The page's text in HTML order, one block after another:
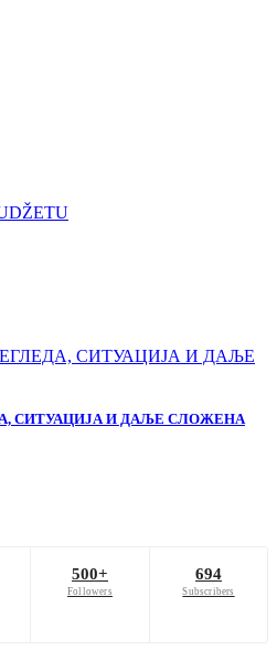
СИТУАЦИЈА И ДАЉЕ СЛОЖЕНА
500+
Followers
694
Subscribers